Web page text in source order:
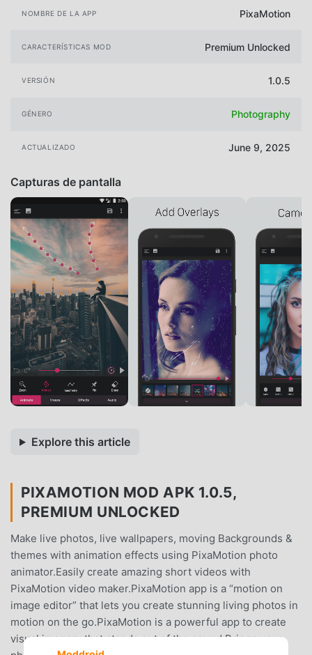
NOMBRE DE LA APP PixaMotion
CARACTERÍSTICAS MOD Premium Unlocked
VERSIÓN 1.0.5
GÉNERO Photography
ACTUALIZADO June 9, 2025
Capturas de pantalla
Explore this article
PIXAMOTION MOD APK 1.0.5,
PREMIUM UNLOCKED
Make live photos, live wallpapers, moving Backgrounds &
themes with animation effects using PixaMotion photo
animator.Easily create amazing short videos with
PixaMotion video maker.PixaMotion app is a “motion on
image editor” that lets you create stunning living photos in
motion on the go.PixaMotion is a powerful app to create
visual imagery that stands out of the crowd.Brings your